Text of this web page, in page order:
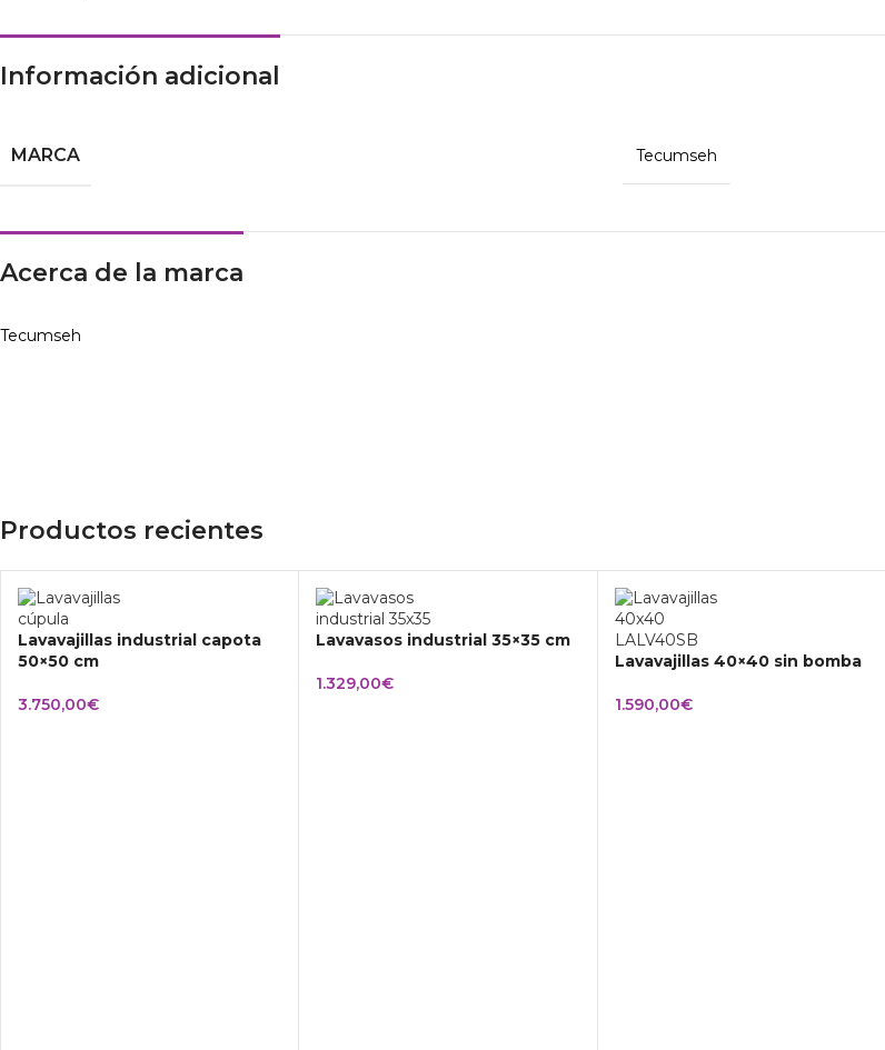
Información adicional
MARCA Tecumseh
Acerca de la marca
Tecumseh
Productos recientes
Lavavajillas industrial capota
50×50 cm
3.750,00€
Lavavasos industrial 35×35 cm
1.329,00€
Lavavajillas 40×40 sin bomba
1.590,00€